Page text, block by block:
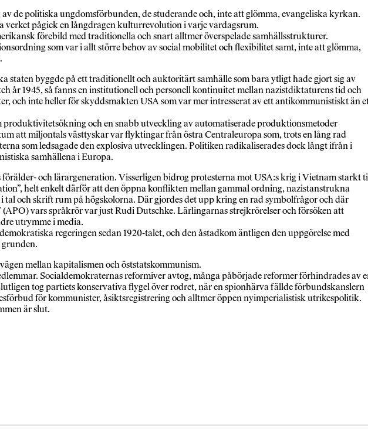
de politiska ungdomsförbunden, de studerande och, inte att glömma, evangeliska kyrkan.
verket pågick en långdragen kulturrevolution i varje vardagsrum.
förebild med traditionella och snart alltmer överspelade samhällsstrukturer.
som var i allt större behov av social mobilitet och flexibilitet samt, inte att glömma,
byggde på ett traditionellt och auktoritärt samhälle som bara ytligt hade gjort sig av
år 1945, så fanns en institutionell och personell kontinuitet mellan nazistdiktaturens tid och
och inte heller för skyddsmakten USA som var mer intresserat av ett antikommunistiskt än
och en snabb utveckling av automatiserade produktionsmetoder
att miljontals västtyskar var flyktingar från östra Centraleuropa som, trots en lång rad
som ledsagade den explosiva utvecklingen. Politiken radikaliserades dock långt ifrån i
samhällena i Europa.
och lärargeneration. Visserligen bidrog protesterna mot USA:s krig i Vietnam starkt
helt enkelt därför att den öppna konflikten mellan gammal ordning, nazistanstrukna
och skrift rum på högskolorna. Där gjordes det upp kring en rad symbolfrågor och där
vars språkrör var just Rudi Dutschke. Lärlingarnas strejkrörelser och försöken att
utrymme i media.
regeringen sedan 1920-talet, och den åstadkom äntligen den uppgörelse med
grunden.
mellan kapitalismen och öststatskommunism.
Socialdemokraternas reformiver avtog, många påbörjade reformer förhindrades av
tog partiets konservativa flygel över rodret, när en spionhärva fällde förbundskanslern
för kommunister, åsiktsregistrering och alltmer öppen nyimperialistisk utrikespolitik.
är slut.